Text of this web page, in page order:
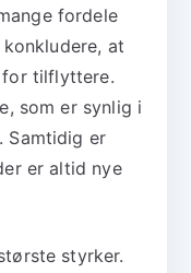
fordele
at
tilflyttere.
som er synlig i
Samtidig er
er altid nye
styrker.